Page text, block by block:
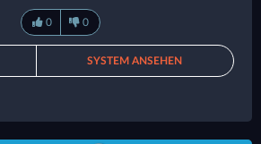
0 0
SYSTEM ANSEHEN